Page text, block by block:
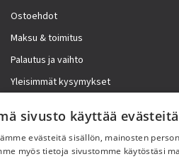
Ostoehdot
Maksu & toimitus
Palautus ja vaihto
Yleisimmät kysymykset
Lisää meistä
Yritystiedot
sivusto käyttää evästeitä
evästeitä sisällön, mainosten
myös tietoja sivustomme käytöstäsi